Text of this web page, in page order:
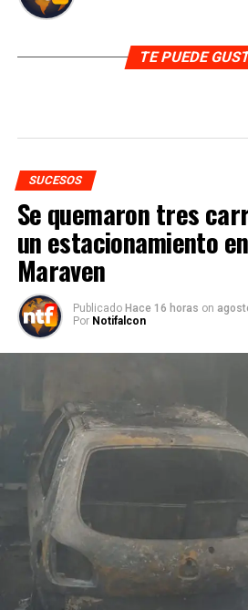
TE PUEDE
SUCESOS
Se quemaron tres
un estacionamiento
Maraven
Publicado Hace 16 horas on
Por Notifalcon